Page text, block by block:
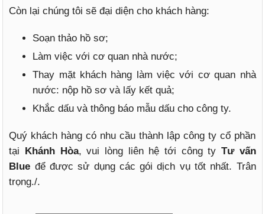
Còn lại chúng tôi sẽ đại diện cho khách hàng:
Soạn thảo hồ sơ;
Làm việc với cơ quan nhà nước;
Thay mặt khách hàng làm việc với cơ quan nhà
nước: nộp hồ sơ và lấy kết quả;
Khắc dấu và thông báo mẫu dấu cho công ty.
Quý khách hàng có nhu cầu thành lập công ty cổ phần
tại Khánh Hòa, vui lòng liên hệ tới công ty Tư vấn
Blue để được sử dụng các gói dịch vụ tốt nhất. Trân
trọng./.